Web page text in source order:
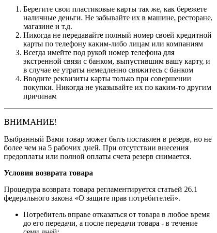
Берегите свои пластиковые карты так же, как бережете
наличные деньги. Не забывайте их в машине, ресторане,
магазине и т.д.
Никогда не передавайте полный номер своей кредитной
карты по телефону каким-либо лицам или компаниям
Всегда имейте под рукой номер телефона для
экстренной связи с банком, выпустившим вашу карту, и
в случае ее утраты немедленно свяжитесь с банком
Вводите реквизиты карты только при совершении
покупки. Никогда не указывайте их по каким-то другим
причинам
ВНИМАНИЕ!
Выбранный Вами товар может быть поставлен в резерв, но не
более чем на 5 рабочих дней. При отсутствии внесения
предоплаты или полной оплаты счета резерв снимается.
Условия возврата товара
Процедура возврата товара регламентируется статьей 26.1
федерального закона «О защите прав потребителей».
Потребитель вправе отказаться от товара в любое время
до его передачи, а после передачи товара - в течение